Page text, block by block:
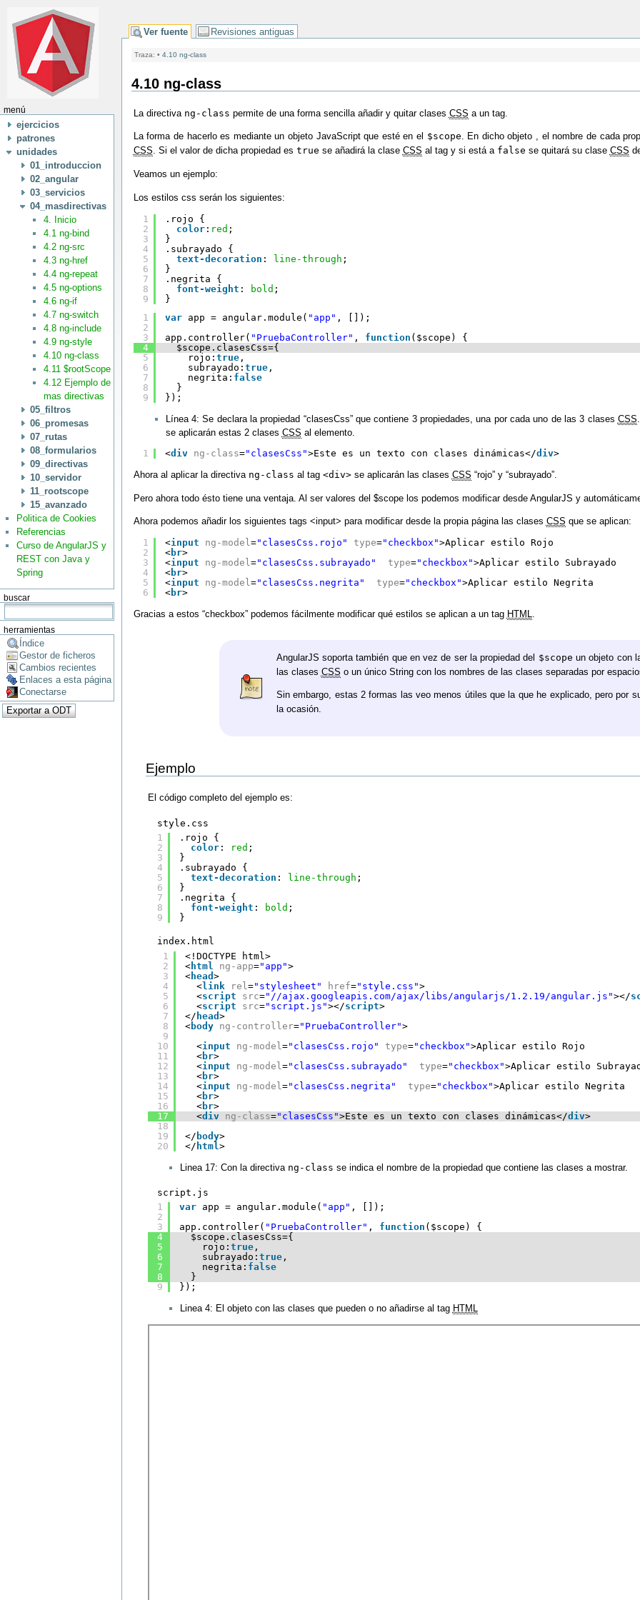
menú
ejercicios
patrones
unidades
01_introduccion
02_angular
03_servicios
04_masdirectivas
4. Inicio
4.1 ng-bind
4.2 ng-src
4.3 ng-href
4.4 ng-repeat
4.5 ng-options
4.6 ng-if
4.7 ng-switch
4.8 ng-include
4.9 ng-style
4.10 ng-class
4.11 $rootScope
4.12 Ejemplo de
mas directivas
05_filtros
06_promesas
07_rutas
08_formularios
09_directivas
10_servidor
11_rootscope
15_avanzado
Politica de Cookies
Referencias
Curso de AngularJS y
REST con Java y
Spring
buscar
herramientas
Índice
Gestor de ficheros
Cambios recientes
Enlaces a esta página
Conectarse
Ver fuente Revisiones antiguas
Traza: • 4.10 ng-class
4.10 ng-class
La directiva ng-class permite de una forma sencilla añadir y quitar clases CSS a un tag.
La forma de hacerlo es mediante un objeto JavaScript que esté en el $scope. En dicho objeto , el nombre de cada
CSS. Si el valor de dicha propiedad es true se añadirá la clase CSS al tag y si está a false se quitará su clase CSS
Veamos un ejemplo:
Los estilos css serán los siguientes:
1
2
3
4
5
6
7
8
9
.rojo {
color: red ;
}
.subrayado {
text-decoration : line-through ;
}
.negrita {
font-weight : bold ;
}
1
2
3
4
5
6
7
8
9
var app = angular.module( "app" , []);
app.controller( "PruebaController" , function ($scope) {
$scope.clasesCss={
rojo: true,
subrayado: true,
negrita: false
}
});
Línea 4: Se declara la propiedad “clasesCss” que contiene 3 propiedades, una por cada uno de las 3 clases CSS
se aplicarán estas 2 clases CSS al elemento.
1 <div ng-class="clasesCss">Este es un texto con clases dinámicas</div>
Ahora al aplicar la directiva ng-class al tag <div>se aplicarán las clases CSS “rojo” y “subrayado”.
Pero ahora todo ésto tiene una ventaja. Al ser valores del $scope los podemos modificar desde AngularJS y
Ahora podemos añadir los siguientes tags <input> para modificar desde la propia página las clases CSS que se aplican:
1
2
3
4
5
6
<input ng-model="clasesCss.rojo" type="checkbox">Aplicar estilo Rojo
<br>
<input ng-model="clasesCss.subrayado" type="checkbox">Aplicar estilo Subrayado
<br>
<input ng-model="clasesCss.negrita" type="checkbox">Aplicar estilo Negrita
<br>
Gracias a estos “checkbox” podemos fácilmente modificar qué estilos se aplican a un tag HTML.
AngularJS soporta también que en vez de ser la propiedad del $scope un objeto con
las clases CSS o un único String con los nombres de las clases separadas por
Sin embargo, estas 2 formas las veo menos útiles que la que he explicado, pero por
la ocasión.
Ejemplo
El código completo del ejemplo es:
style.css
1
2
3
4
5
6
7
8
9
.rojo {
color: red ;
}
.subrayado {
text-decoration : line-through ;
}
.negrita {
font-weight : bold ;
}
index.html
1
2
3
4
5
6
7
8
9
10
11
12
13
14
15
16
17
18
19
20
<!DOCTYPE html>
<html ng-app="app">
<head >
<link rel ="stylesheet" href="style.css">
<script src="//ajax.googleapis.com/ajax/libs/angularjs/1.2.19/angular.js"></
<script src="script.js"></script>
</ head >
<body ng-controller="PruebaController">
<input ng-model ="clasesCss.rojo" type="checkbox">Aplicar estilo Rojo
<br>
<input ng-model ="clasesCss.subrayado" type="checkbox">Aplicar estilo
<br>
<input ng-model ="clasesCss.negrita" type="checkbox">Aplicar estilo Negrita
<br>
<br>
<div ng-class="clasesCss">Este es un texto con clases dinámicas</div>
</ body>
</ html >
Linea 17: Con la directiva ng-class se indica el nombre de la propiedad que contiene las clases a mostrar.
script.js
1
2
3
4
5
6
7
8
9
var app = angular.module( "app" , []);
app.controller( "PruebaController" , function ($scope) {
$scope.clasesCss={
rojo: true,
subrayado: true,
negrita: false
}
});
Linea 4: El objeto con las clases que pueden o no añadirse al tag HTML